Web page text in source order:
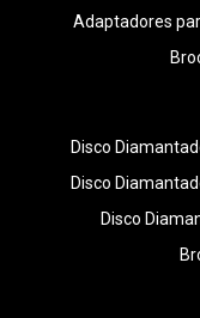
Adaptadores
Disco
Disco
Disco